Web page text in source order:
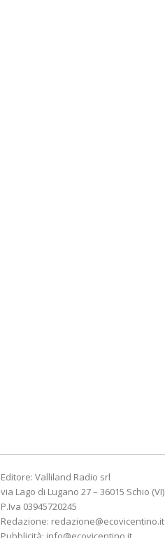
Editore: Valliland Radio srl
via Lago di Lugano 27 – 36015 Schio (VI)
P.Iva 03945720245
Redazione: redazione@ecovicentino.it